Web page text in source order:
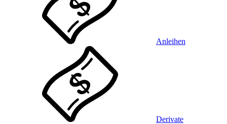
Anleihen
Derivate